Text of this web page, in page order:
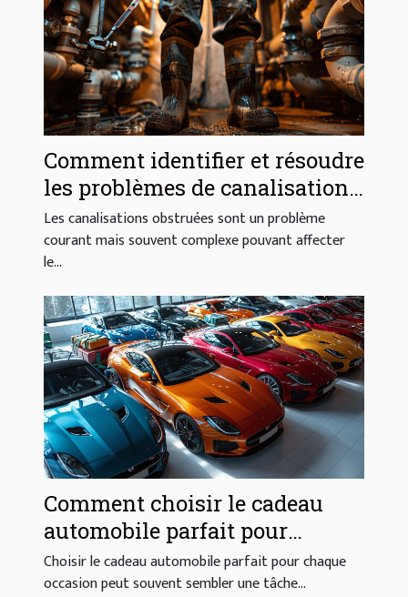
Comment identifier et résoudre
les problèmes de canalisations
obstruées
Les canalisations obstruées sont un problème
courant mais souvent complexe pouvant affecter
le...
Comment choisir le cadeau
automobile parfait pour
chaque occasion
Choisir le cadeau automobile parfait pour chaque
occasion peut souvent sembler une tâche...